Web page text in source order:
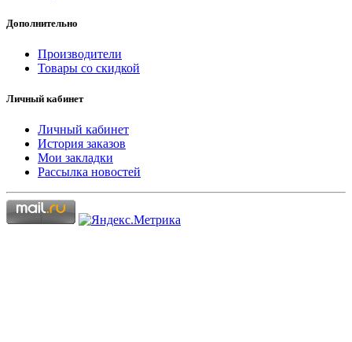
Дополнительно
Производители
Товары со скидкой
Личный кабинет
Личный кабинет
История заказов
Мои закладки
Рассылка новостей